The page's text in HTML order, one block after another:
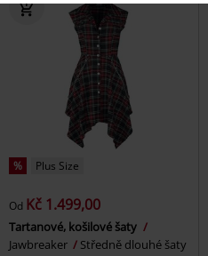
% Plus Size
Od Kč 1.499,00
Tartanové, košilové šaty
Jawbreaker
Středně dlouhé šaty